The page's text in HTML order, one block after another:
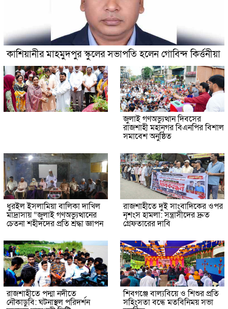
কাশিয়ানীর মাহমুদপুর স্কুলের সভাপতি হলেন গোবিন্দ কির্ত্তনীয়া
জুলাই গণঅভ্যুত্থান দিবসের
রাজশাহী মহানগর বিএনপির বিশাল
সমাবেশ অনুষ্ঠিত
ধুরইল ইসলামিয়া বালিকা দাখিল
মাদ্রাসায় “জুলাই গণঅভ্যুত্থানের
চেতনা শহীদদের প্রতি শ্রদ্ধা জ্ঞাপন
রাজশাহীতে দুই সাংবাদিকের ওপর
নৃশংস হামলা: সন্ত্রাসীদের দ্রুত
গ্রেফতারের দাবি
রাজশাহীতে পদ্মা নদীতে
নৌকাডুবি: ঘটনাস্থল পরিদর্শন
শিবগঞ্জে বাল্যবিয়ে ও শিশুর প্রতি
সহিংসতা বন্ধে মতবিনিময় সভা